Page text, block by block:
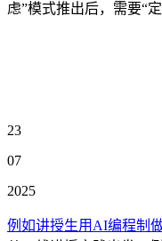
虑”模式推出后，需要“
23
07
2025
例如讲授生用AI编程制